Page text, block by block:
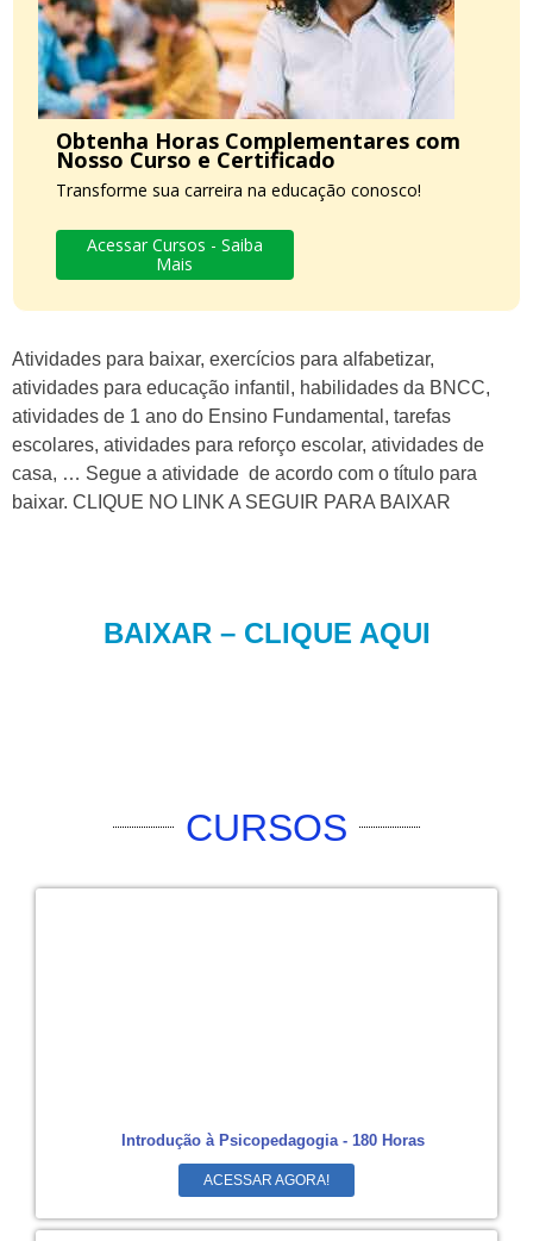
Obtenha Horas Complementares com
Nosso Curso e Certificado
Transforme sua carreira na educação conosco!
Acessar Cursos - Saiba
Mais
Atividades para baixar, exercícios para alfabetizar,
atividades para educação infantil, habilidades da BNCC,
atividades de 1 ano do Ensino Fundamental, tarefas
escolares, atividades para reforço escolar, atividades de
casa, … Segue a atividade de acordo com o título para
baixar. CLIQUE NO LINK A SEGUIR PARA BAIXAR
BAIXAR – CLIQUE AQUI
CURSOS
Introdução à Psicopedagogia - 180 Horas
ACESSAR AGORA!